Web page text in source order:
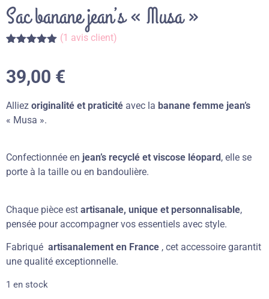
Sac banane jean’s « Musa »
basé sur
notation
(1 avis client)
39,00 €
Alliez originalité et praticité avec la banane femme jean’s
« Musa ».
Confectionnée en jean’s recyclé et viscose léopard , elle se
porte à la taille ou en bandoulière.
Chaque pièce est artisanale, unique et personnalisable,
pensée pour accompagner vos essentiels avec style.
Fabriqué artisanalement en France , cet accessoire garantit
une qualité exceptionnelle.
1 en stock